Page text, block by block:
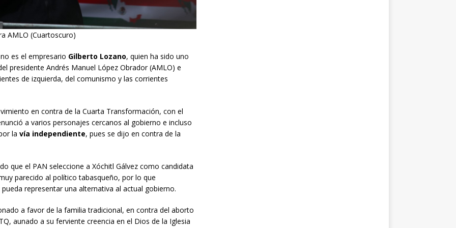
AMLO (Cuartoscuro)
es el empresario Gilberto Lozano, quien ha sido uno
presidente Andrés Manuel López Obrador (AMLO) e
de izquierda, del comunismo y las corrientes
en contra de la Cuarta Transformación, con el
a varios personajes cercanos al gobierno e incluso
la vía independiente, pues se dijo en contra de la
que el PAN seleccione a Xóchitl Gálvez como candidata
parecido al político tabasqueño, por lo que
representar una alternativa al actual gobierno.
a favor de la familia tradicional, en contra del aborto
aunado a su ferviente creencia en el Dios de la Iglesia